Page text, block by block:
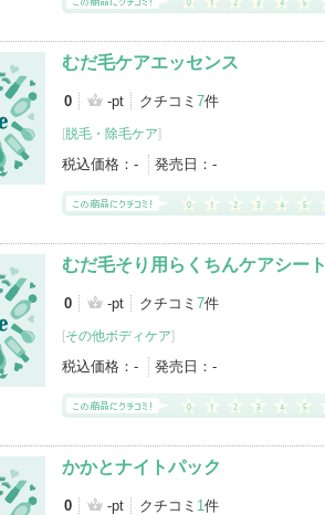
むだ毛ケアエッセンス
0 -pt クチコミ 7件
[脱毛・除毛ケア]
税込価格： - 発売日： -
むだ毛そり用らくちんケアシート
0 -pt クチコミ 7件
[その他ボディケア]
税込価格： - 発売日： -
かかとナイトパック
0 -pt クチコミ 1件